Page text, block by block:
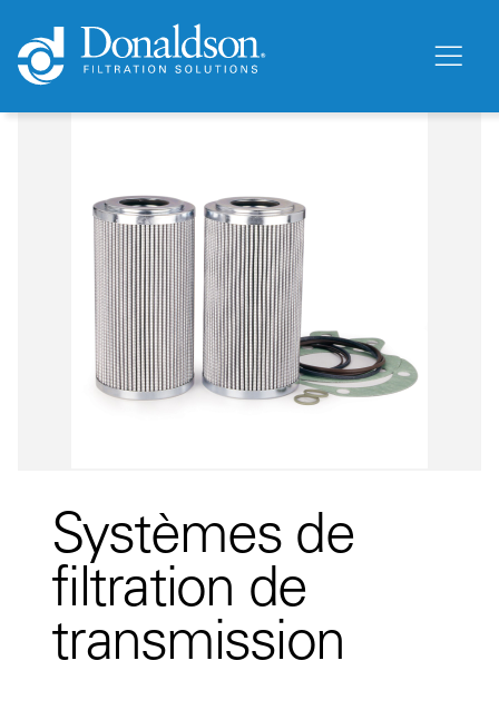
Systèmes de
filtration de
transmission